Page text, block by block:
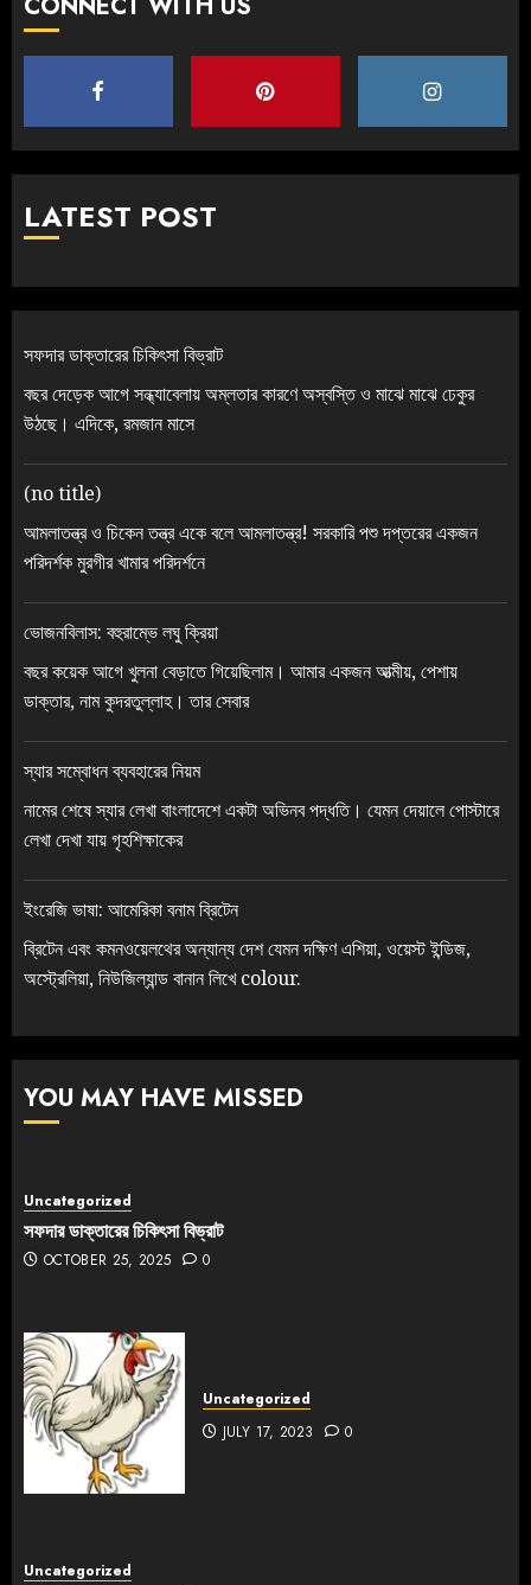
LATEST POST
সফদার ডাক্তারের চিকিৎসা বিভ্রাট
বছর দেড়েক আগে সন্ধ্যাবেলায় অম্লতার কারণে অস্বস্তি ও মাঝে মাঝে ঢেকুর
উঠছে। এদিকে, রমজান মাসে
(no title)
আমলাতন্ত্র ও চিকেন তন্ত্র একে বলে আমলাতন্ত্র! সরকারি পশু দপ্তরের একজন
পরিদর্শক মুরগীর খামার পরিদর্শনে
ভোজনবিলাস: বহুরাম্ভে লঘু ক্রিয়া
বছর কয়েক আগে খুলনা বেড়াতে গিয়েছিলাম। আমার একজন আত্মীয়, পেশায়
ডাক্তার, নাম কুদরতুল্লাহ। তার সেবার
স্যার সম্বোধন ব্যবহারের নিয়ম
নামের শেষে স্যার লেখা বাংলাদেশে একটা অভিনব পদ্ধতি। যেমন দেয়ালে পোস্টারে
লেখা দেখা যায় গৃহশিক্ষাকের
ইংরেজি ভাষা: আমেরিকা বনাম ব্রিটেন
ব্রিটেন এবং কমনওয়েলথের অন্যান্য দেশ যেমন দক্ষিণ এশিয়া, ওয়েস্ট ইন্ডিজ,
অস্ট্রেলিয়া, নিউজিল্যান্ড বানান লিখে colour.
YOU MAY HAVE MISSED
Uncategorized
সফদার ডাক্তারের চিকিৎসা বিভ্রাট
OCTOBER 25, 2025 0
Uncategorized
JULY 17, 2023
0
Uncategorized